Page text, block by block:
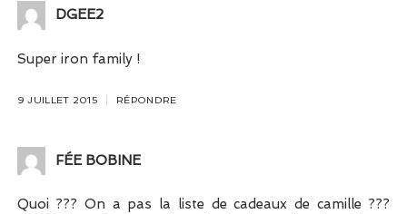
DGEE2
Super iron family !
9 JUILLET 2015 RÉPONDRE
FÉE BOBINE
Quoi ??? On a pas la liste de cadeaux de camille ???